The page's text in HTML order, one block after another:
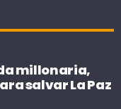
millonaria,
salvar La Paz